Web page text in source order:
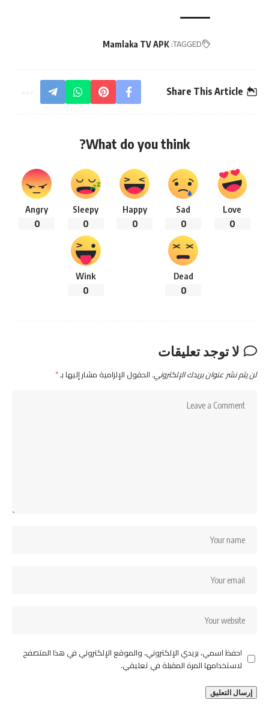
TAGGED:
Mamlaka TV APK
Share This Article
What do you think?
Love
0
Sad
0
Happy
0
Sleepy
0
Angry
0
Dead
0
Wink
0
لا توجد تعليقات
لن يتم نشر عنوان بريدك الإلكتروني. الحقول الإلزامية مشار إليها بـ*
احفظ اسمي، بريدي الإلكتروني، والموقع الإلكتروني في هذا المتصفح
لاستخدامها المرة المقبلة في تعليقي.